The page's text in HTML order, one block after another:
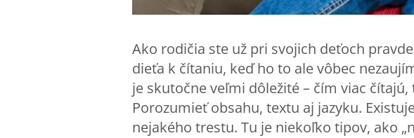
Ako rodičia ste už pri svojich deťoch
dieťa k čítaniu, keď ho to ale vôbec
je skutočne veľmi dôležité – čím viac
Porozumieť obsahu, textu aj jazyku.
nejakého trestu. Tu je niekoľko tipov, ako